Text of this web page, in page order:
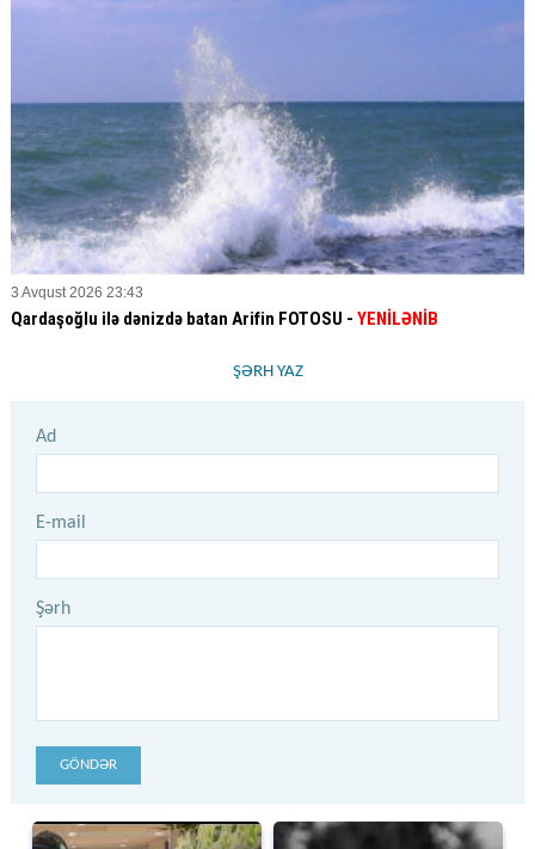
3 Avqust 2026 23:43
Qardaşoğlu ilə dənizdə batan Arifin FOTOSU - YENİLƏNİB
ŞƏRH YAZ
Ad
E-mail
Şərh
GÖNDƏR